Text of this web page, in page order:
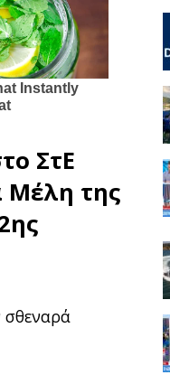
ΣτΕ
Μέλη της
σθεναρά